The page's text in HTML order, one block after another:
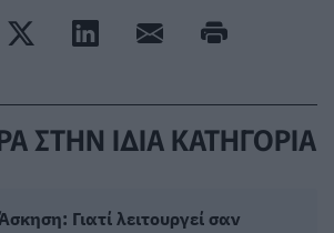
ΣΤΗΝ ΙΔΙΑ ΚΑΤΗΓΟΡΙΑ
Γιατί λειτουργεί σαν